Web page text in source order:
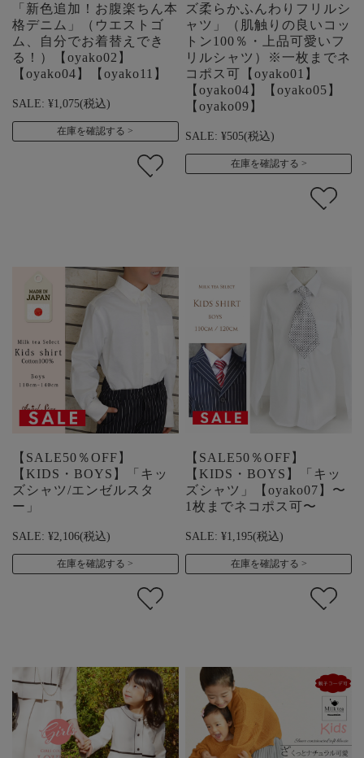
「新色追加！お腹楽ちん本
格デニム」（ウエストゴ
ム、自分でお着替えでき
る！）【oyako02】
【oyako04】【oyako11】
SALE: ¥1,075(税込)
在庫を確認する
ズ柔らかふんわりフリルシ
ャツ」（肌触りの良いコッ
トン100％・上品可愛いフ
リルシャツ）※一枚までネ
コポス可【oyako01】
【oyako04】【oyako05】
【oyako09】
SALE: ¥505(税込)
在庫を確認する
【SALE50％OFF】
【KIDS・BOYS】「キッ
ズシャツ/エンゼルスタ
ー」
SALE: ¥2,106(税込)
在庫を確認する
【SALE50％OFF】
【KIDS・BOYS】「キッ
ズシャツ」【oyako07】〜
1枚までネコポス可〜
SALE: ¥1,195(税込)
在庫を確認する